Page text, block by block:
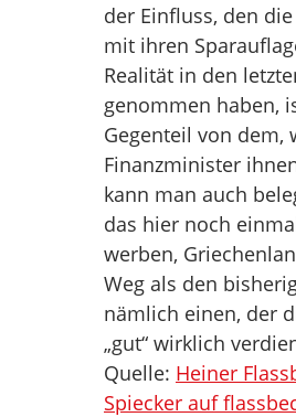
der Einfluss, den
mit ihren
Realität in den
genommen haben,
Gegenteil von dem,
Finanzminister
kann man auch
das hier noch
werben,
Weg als den
nämlich einen, der
„gut“ wirklich
Quelle: Heiner
Spiecker auf